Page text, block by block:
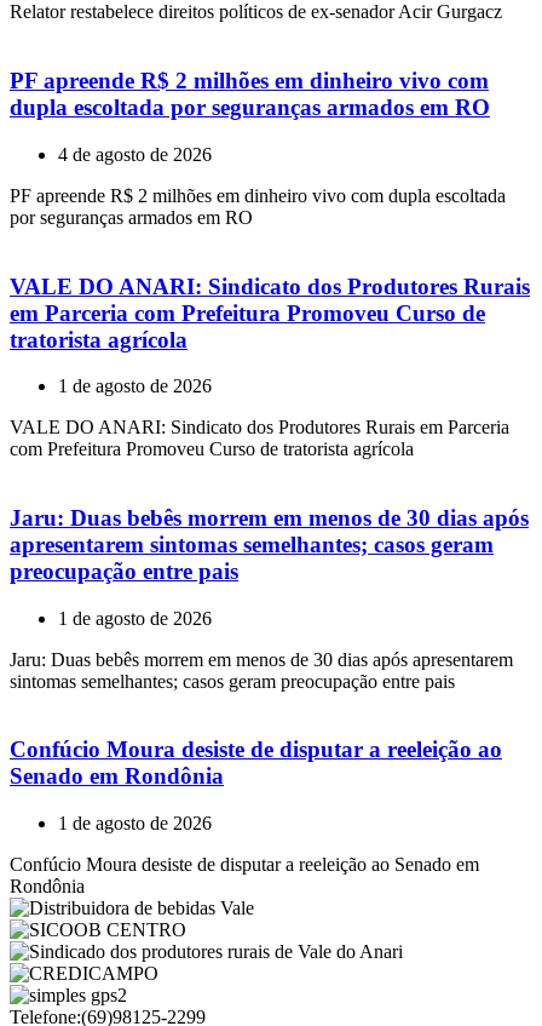
Relator restabelece direitos políticos de ex-senador Acir Gurgacz
PF apreende R$ 2 milhões em dinheiro vivo com
dupla escoltada por seguranças armados em RO
4 de agosto de 2026
PF apreende R$ 2 milhões em dinheiro vivo com dupla escoltada
por seguranças armados em RO
VALE DO ANARI: Sindicato dos Produtores Rurais
em Parceria com Prefeitura Promoveu Curso de
tratorista agrícola
1 de agosto de 2026
VALE DO ANARI: Sindicato dos Produtores Rurais em Parceria
com Prefeitura Promoveu Curso de tratorista agrícola
Jaru: Duas bebês morrem em menos de 30 dias após
apresentarem sintomas semelhantes; casos geram
preocupação entre pais
1 de agosto de 2026
Jaru: Duas bebês morrem em menos de 30 dias após apresentarem
sintomas semelhantes; casos geram preocupação entre pais
Confúcio Moura desiste de disputar a reeleição ao
Senado em Rondônia
1 de agosto de 2026
Confúcio Moura desiste de disputar a reeleição ao Senado em
Rondônia
Telefone:(69)98125-2299